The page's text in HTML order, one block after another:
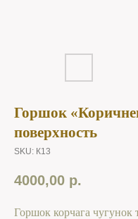
Горшок
поверхность
SKU: К13
4000,00 р.
Горшок корчага